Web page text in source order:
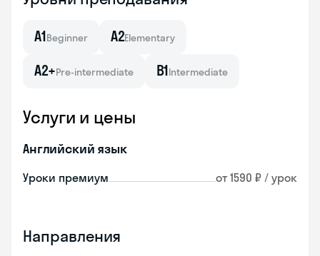
A1Beginner A2Elementary
A2+Pre-intermediate B1Intermediate
Услуги и цены
Английский язык
Уроки премиум от 1590 ₽ / урок
Направления